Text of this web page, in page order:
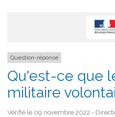
Question-réponse
Qu'est-ce que
militaire
Vérifié le 09 novembre 2022 -